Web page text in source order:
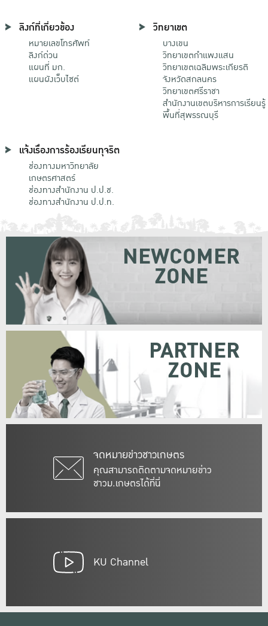
ลิงก์ที่เกี่ยวข้อง
หมายเลขโทรศัพท์
ลิงก์ด่วน
แผนที่ มก.
แผนผังเว็บไซต์
วิทยาเขต
บางเขน
วิทยาเขตกําแพงแสน
วิทยาเขตเฉลิมพระเกียรติ
จังหวัดสกลนคร
วิทยาเขตศรีราชา
สำนักงานเขตบริหารการเรียนรู้
พื้นที่สุพรรณบุรี
แจ้งเรื่องการร้องเรียนทุจริต
ช่องทางมหาวิทยาลัย
เกษตรศาสตร์
ช่องทางสำนักงาน ป.ป.ช.
ช่องทางสำนักงาน ป.ป.ท.
จดหมายข่าวชาวเกษตร
คุณสามารถติดตามจดหมายข่าว
ชาวม.เกษตรได้ที่นี่
NEWCOMER
ZONE
PARTNER
ZONE
KU Channel